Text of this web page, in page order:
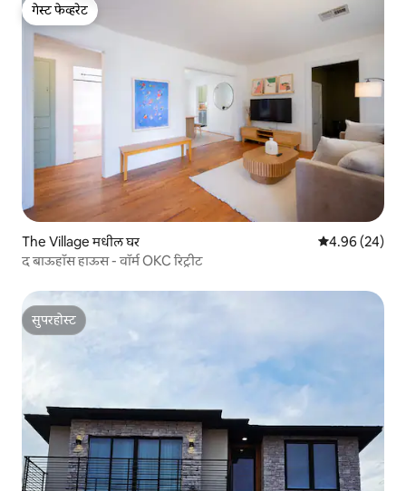
गेस्ट फेव्हरेट
गेस्ट फेव्हरेट
The Village मधील घर 5 पैकी 4.96
4.96 (24)
द बाऊहॉस हाऊस - वॉर्म OKC रिट्रीट
सुपरहोस्ट
सुपरहोस्ट